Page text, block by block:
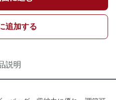
追加する
説明